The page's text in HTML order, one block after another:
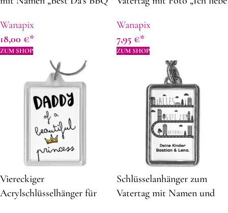
Schürze selbst gestalten |
Geschenkidee zum Vatertag
Wanapix
18,00 €
ZUM SHOP
x 2,8 cm | Rechteckiger |
Geschenkidee zum Vatertag
Wanapix
7,95 €
ZUM SHOP
Viereckiger
Acrylschlüsselhänger für
Schlüsselanhänger zum
Vatertag mit Namen und